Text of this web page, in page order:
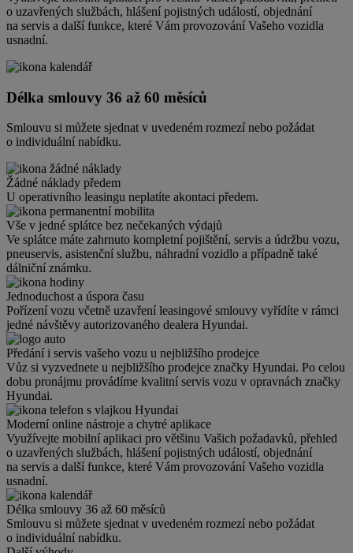
o uzavřených službách, hlášení pojistných událostí, objednání
na servis a další funkce, které Vám provozování Vašeho vozidla
usnadní.
Délka smlouvy 36 až 60 měsíců
Smlouvu si můžete sjednat v uvedeném rozmezí nebo požádat
o individuální nabídku.
Žádné náklady předem
U operativního leasingu neplatíte akontaci předem.
Vše v jedné splátce bez nečekaných výdajů
Ve splátce máte zahrnuto kompletní pojištění, servis a údržbu vozu,
pneuservis, asistenční službu, náhradní vozidlo a případně také
dálniční známku.
Jednoduchost a úspora času
Pořízení vozu včetně uzavření leasingové smlouvy vyřídíte v rámci
jedné návštěvy autorizovaného dealera Hyundai.
Předání i servis vašeho vozu u nejbližšího prodejce
Vůz si vyzvednete u nejbližšího prodejce značky Hyundai. Po celou
dobu pronájmu provádíme kvalitní servis vozu v opravnách značky
Hyundai.
Moderní online nástroje a chytré aplikace
Využívejte mobilní aplikaci pro většinu Vašich požadavků, přehled
o uzavřených službách, hlášení pojistných událostí, objednání
na servis a další funkce, které Vám provozování Vašeho vozidla
usnadní.
Délka smlouvy 36 až 60 měsíců
Smlouvu si můžete sjednat v uvedeném rozmezí nebo požádat
o individuální nabídku.